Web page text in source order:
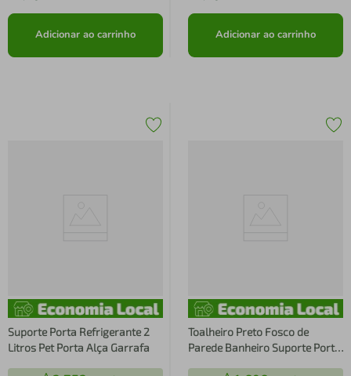
Adicionar ao carrinho Adicionar ao carrinho
Suporte Porta Refrigerante 2
Litros Pet Porta Alça Garrafa
Toalheiro Preto Fosco de
Parede Banheiro Suporte Porta